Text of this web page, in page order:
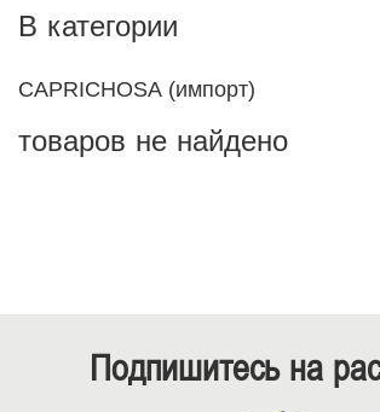
В категории
CAPRICHOSA (импорт)
товаров не найдено
Подпишитесь на